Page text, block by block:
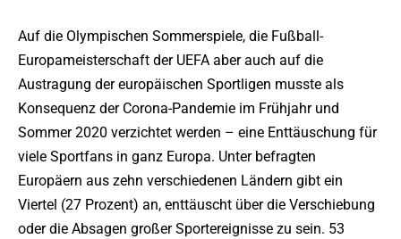
Auf die Olympischen Sommerspiele, die Fußball-
Europameisterschaft der UEFA aber auch auf die
Austragung der europäischen Sportligen musste als
Konsequenz der Corona-Pandemie im Frühjahr und
Sommer 2020 verzichtet werden – eine Enttäuschung für
viele Sportfans in ganz Europa. Unter befragten
Europäern aus zehn verschiedenen Ländern gibt ein
Viertel (27 Prozent) an, enttäuscht über die Verschiebung
oder die Absagen großer Sportereignisse zu sein. 53